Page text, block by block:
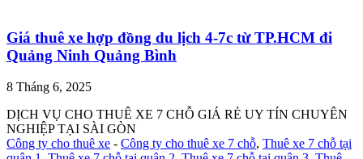
Giá thuê xe hợp đồng du lịch 4-7c từ TP.HCM đi
Quảng Ninh Quảng Bình
8 Tháng 6, 2025
DỊCH VỤ CHO THUÊ XE 7 CHỖ GIÁ RẺ UY TÍN CHUYÊN
NGHIỆP TẠI SÀI GÒN
Công ty cho thuê xe - Công ty cho thuê xe 7 chỗ, Thuê xe 7 chỗ tại